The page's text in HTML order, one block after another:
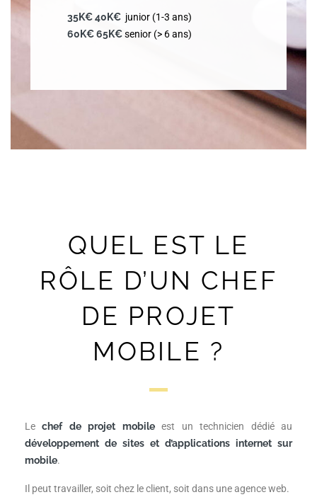
35K€ 40K€ junior (1-3 ans)
60K€ 65K€senior (> 6 ans)
QUEL EST LE
RÔLE D’UN CHEF
DE PROJET
MOBILE ?
Lechef de projet mobileest un technicien dédié au
développement de sites et d’applications internet sur
mobile.
Il peut travailler, soit chez le client, soit dans une agence web.